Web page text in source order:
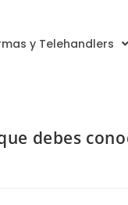
y Telehandlers
debes